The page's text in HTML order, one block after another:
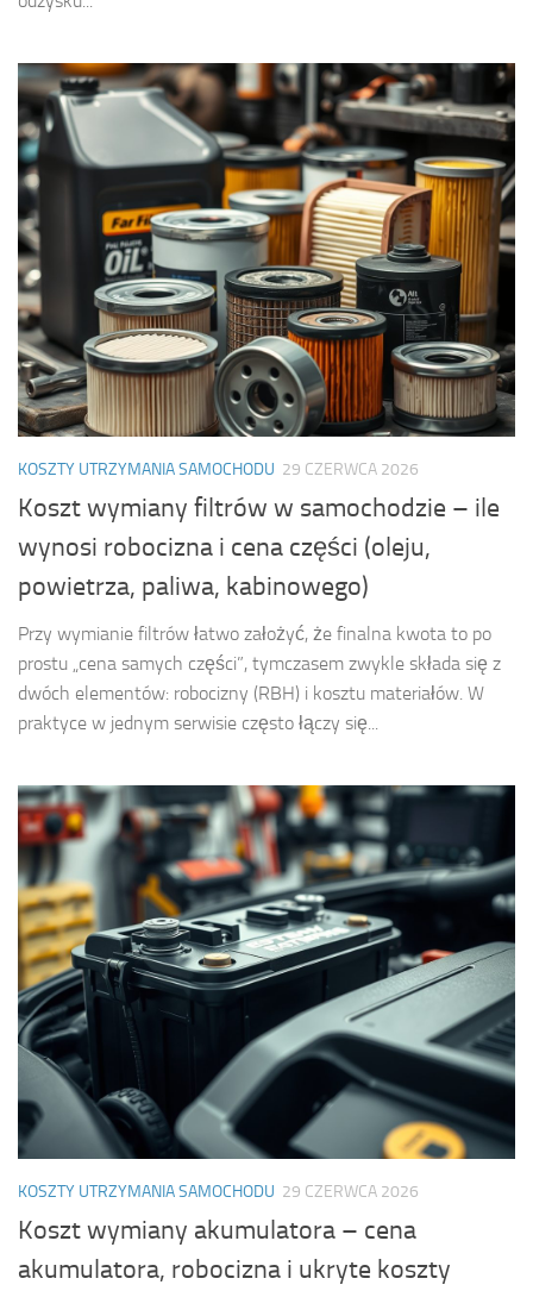
KOSZTY UTRZYMANIA SAMOCHODU 29 CZERWCA 2026
Koszt wymiany filtrów w samochodzie – ile
wynosi robocizna i cena części (oleju,
powietrza, paliwa, kabinowego)
Przy wymianie filtrów łatwo założyć, że finalna kwota to po
prostu „cena samych części”, tymczasem zwykle składa się z
dwóch elementów: robocizny (RBH) i kosztu materiałów. W
praktyce w jednym serwisie często łączy się...
KOSZTY UTRZYMANIA SAMOCHODU 29 CZERWCA 2026
Koszt wymiany akumulatora – cena
akumulatora, robocizna i ukryte koszty